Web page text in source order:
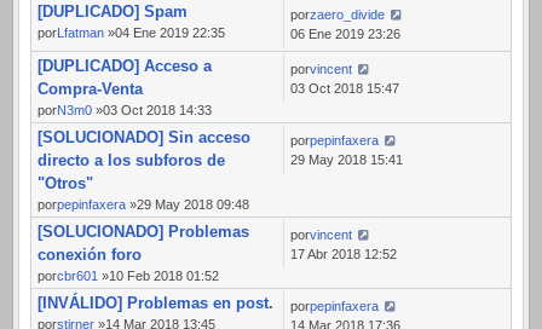
[DUPLICADO] Spam
porLfatman »04 Ene 2019 22:35
porzaero_divide
06 Ene 2019 23:26
[DUPLICADO] Acceso a
Compra-Venta
porN3m0 »03 Oct 2018 14:33
porvincent
03 Oct 2018 15:47
[SOLUCIONADO] Sin acceso
directo a los subforos de
"Otros"
porpepinfaxera »29 May 2018 09:48
porpepinfaxera
29 May 2018 15:41
[SOLUCIONADO] Problemas
conexión foro
porcbr601 »10 Feb 2018 01:52
porvincent
17 Abr 2018 12:52
[INVÁLIDO] Problemas en post.
porstirner »14 Mar 2018 13:45
porpepinfaxera
14 Mar 2018 17:36